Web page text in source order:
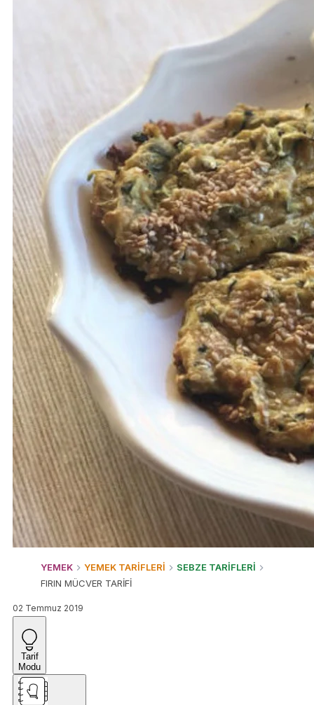
YEMEK YEMEK TARİFLERİ
SEBZE TARİFLERİ
FIRIN MÜCVER TARİFİ
02 Temmuz 2019
Tarif
Modu